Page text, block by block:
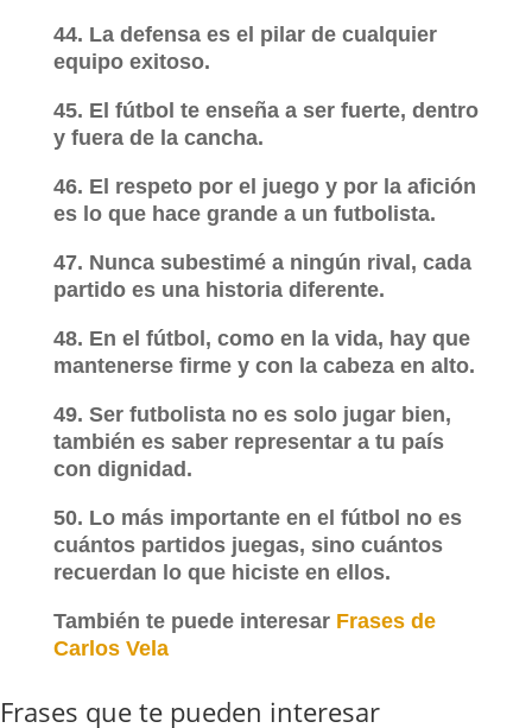
44. La defensa es el pilar de cualquier
equipo exitoso.
45. El fútbol te enseña a ser fuerte, dentro
y fuera de la cancha.
46. El respeto por el juego y por la afición
es lo que hace grande a un futbolista.
47. Nunca subestimé a ningún rival, cada
partido es una historia diferente.
48. En el fútbol, como en la vida, hay que
mantenerse firme y con la cabeza en alto.
49. Ser futbolista no es solo jugar bien,
también es saber representar a tu país
con dignidad.
50. Lo más importante en el fútbol no es
cuántos partidos juegas, sino cuántos
recuerdan lo que hiciste en ellos.
También te puede interesar Frases de
Carlos Vela
Frases que te pueden interesar